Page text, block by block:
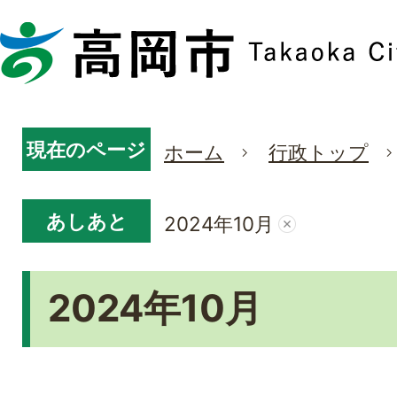
現在のページ ホーム 行政トップ
あしあと 2024年10月
2024年10月